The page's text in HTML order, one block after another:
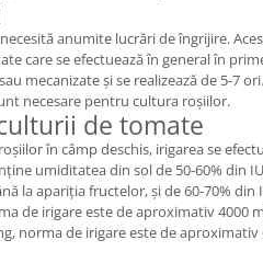
anumite lucrări de îngrijire.
care se efectuează în general în
mecanizate și se realizează de 5-7
necesare pentru cultura roșiilor.
de tomate
în câmp deschis, irigarea se
umiditatea din sol de 50-60% din
la apariția fructelor, și de 60-70%
de irigare este de aproximativ 4000 m
norma de irigare este de aproximativ